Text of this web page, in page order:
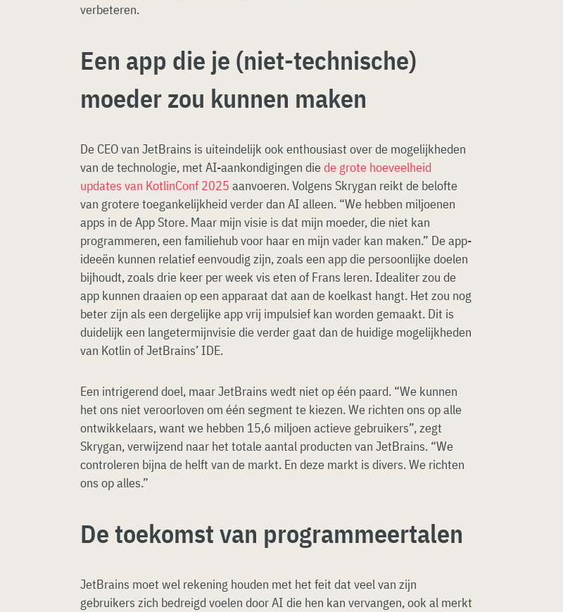
verbeteren.
Een app die je (niet-technische)
moeder zou kunnen maken
De CEO van JetBrains is uiteindelijk ook enthousiast over de mogelijkheden
van de technologie, met AI-aankondigingen diede grote hoeveelheid
updates van KotlinConf 2025 aanvoeren. Volgens Skrygan reikt de belofte
van grotere toegankelijkheid verder dan AI alleen. “We hebben miljoenen
apps in de App Store. Maar mijn visie is dat mijn moeder, die niet kan
programmeren, een familiehub voor haar en mijn vader kan maken.” De app-
ideeën kunnen relatief eenvoudig zijn, zoals een app die persoonlijke doelen
bijhoudt, zoals drie keer per week vis eten of Frans leren. Idealiter zou de
app kunnen draaien op een apparaat dat aan de koelkast hangt. Het zou nog
beter zijn als een dergelijke app vrij impulsief kan worden gemaakt. Dit is
duidelijk een langetermijnvisie die verder gaat dan de huidige mogelijkheden
van Kotlin of JetBrains’ IDE.
Een intrigerend doel, maar JetBrains wedt niet op één paard. “We kunnen
het ons niet veroorloven om één segment te kiezen. We richten ons op alle
ontwikkelaars, want we hebben 15,6 miljoen actieve gebruikers”, zegt
Skrygan, verwijzend naar het totale aantal producten van JetBrains. “We
controleren bijna de helft van de markt. En deze markt is divers. We richten
ons op alles.”
De toekomst van programmeertalen
JetBrains moet wel rekening houden met het feit dat veel van zijn
gebruikers zich bedreigd voelen door AI die hen kan vervangen, ook al merkt